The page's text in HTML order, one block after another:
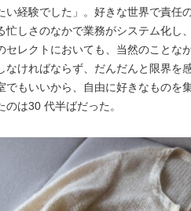
い経験でした」。好きな世界で責任
忙しさのなかで業務がシステム化し
セレクトにおいても、当然のことな
なければならず、だんだんと限界を
でもいいから、自由に好きなものを
のは30 代半ばだった。